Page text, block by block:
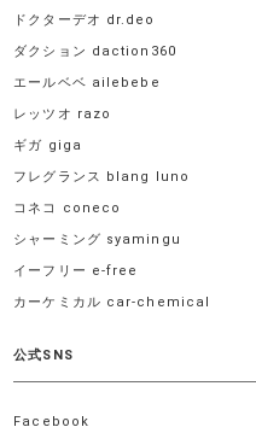
ドクターデオ dr.deo
ダクション daction360
エールベベ ailebebe
レッツオ razo
ギガ giga
フレグランス blang luno
コネコ coneco
シャーミング syamingu
イーフリー e-free
カーケミカル car-chemical
公式SNS
Facebook